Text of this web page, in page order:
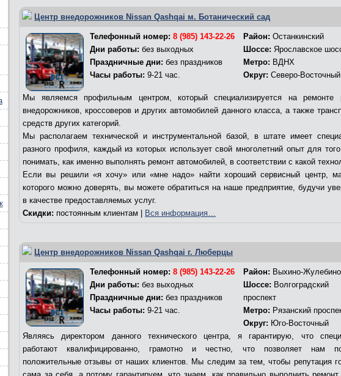
Центр внедорожников Nissan Qashqai м. Ботанический сад
Телефонный номер:8 (985) 143-22-26
Дни работы: без выходных
Праздничные дни: без праздников
Часы работы: 9-21 час.
Район: Останкинский
Шоссе: Ярославское
Метро: ВДНХ
Округ: Северо-Восточный
Мы являемся профильным центром, который специализируется на ремонте
внедорожников, кроссоверов и других автомобилей данного класса, а также
средств других категорий.
Мы располагаем технической и инструментальной базой, в штате имеет
разного профиля, каждый из которых использует свой многолетний опыт для
понимать, как именно выполнять ремонт автомобилей, в соответствии с какой
Если вы решили «я хочу» или «мне надо» найти хороший сервисный центр,
которого можно доверять, вы можете обратиться на наше предприятие, будучи
в качестве предоставляемых услуг.
Скидки: постоянным клиентам | Вся информация…
Центр внедорожников Nissan Qashqai г. Люберцы
Телефонный номер:8 (985) 143-22-26
Дни работы: без выходных
Праздничные дни: без праздников
Часы работы: 9-21 час.
Район: Выхино-Жулебино
Шоссе: Волгоградский
проспект
Метро: Рязанский
Округ: Юго-Восточный
Являясь директором данного технического центра, я гарантирую, что
работают квалифицированно, грамотно и честно, что позволяет нам
положительные отзывы от наших клиентов. Мы следим за тем, чтобы репутация